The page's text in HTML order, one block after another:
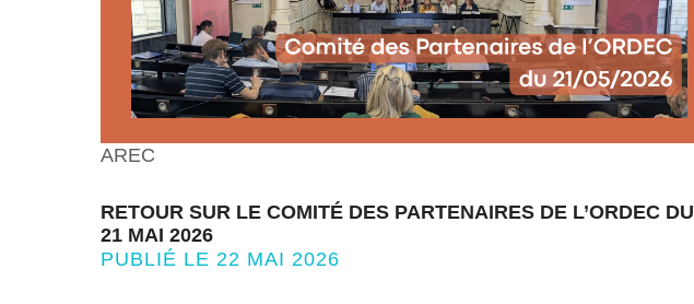
AREC
RETOUR SUR LE COMITÉ DES PARTENAIRES DE L’ORDEC DU
21 MAI 2026
PUBLIÉ LE 22 MAI 2026